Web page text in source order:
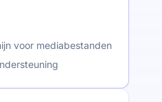
voor mediabestanden